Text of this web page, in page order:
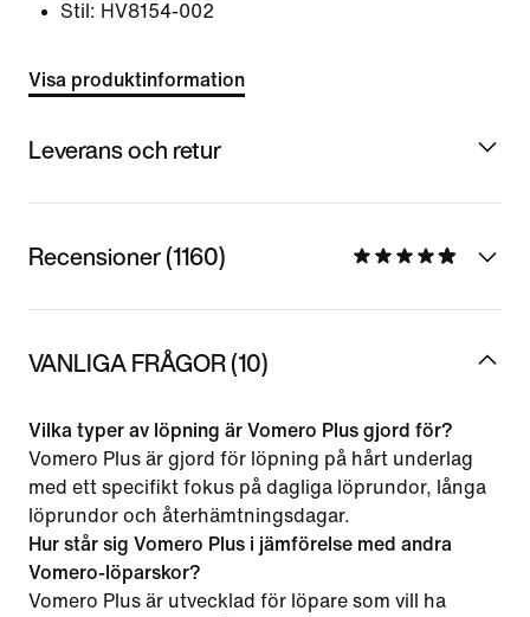
Stil: HV8154-002
Visa produktinformation
Leverans och retur
Recensioner (1160)
VANLIGA FRÅGOR (10)
Vilka typer av löpning är Vomero Plus gjord för?
Vomero Plus är gjord för löpning på hårt underlag
med ett specifikt fokus på dagliga löprundor, långa
löprundor och återhämtningsdagar.
Hur står sig Vomero Plus i jämförelse med andra
Vomero-löparskor?
Vomero Plus är utvecklad för löpare som vill ha